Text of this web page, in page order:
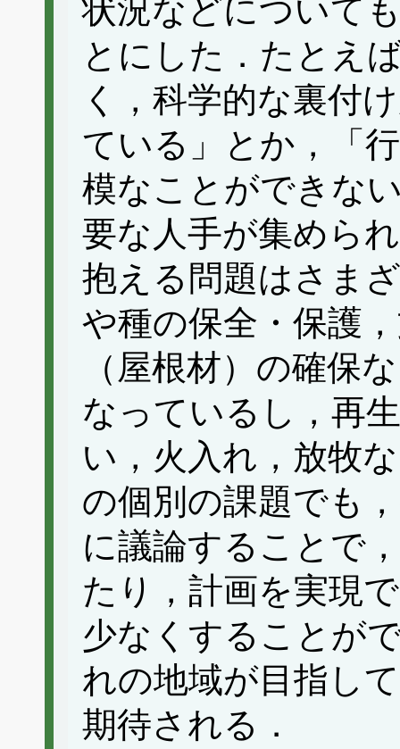
状況などについて
とにした．たとえ
く，科学的な裏付
ている」とか，「
模なことができな
要な人手が集めら
抱える問題はさま
や種の保全・保護
（屋根材）の確保
なっているし，再
い，火入れ，放牧
の個別の課題でも
に議論することで
たり，計画を実現
少なくすることが
れの地域が目指し
期待される．